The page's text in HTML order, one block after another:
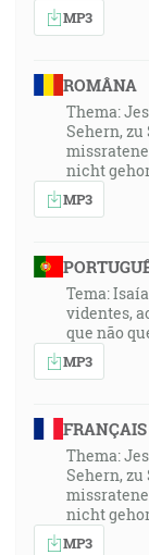
MP3
ROMÂNA
Thema:
Sehern,
nicht
MP3
Tema:
videntes,
que não
MP3
FRANÇAIS
Thema:
Sehern,
nicht
MP3